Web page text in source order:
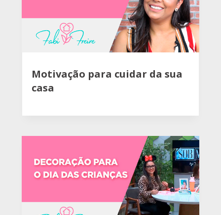
Motivação para cuidar da sua
casa